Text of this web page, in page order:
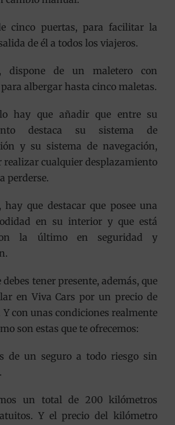
cinco puertas, para facilitar la
de él a todos los viajeros.
dispone de un maletero con
albergar hasta cinco maletas.
hay que añadir que entre su
destaca su sistema de
y su sistema de navegación,
realizar cualquier desplazamiento
perderse.
hay que destacar que posee una
en su interior y que está
la último en seguridad y
debes tener presente, además, que
en Viva Cars por un precio de
Y con unas condiciones realmente
son estas que te ofrecemos:
de un seguro a todo riesgo sin
un total de 200 kilómetros
Y el precio del kilómetro